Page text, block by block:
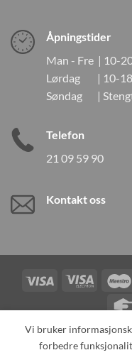
Åpningstider
Man - Fre | 10-
Lørdag | 10-18
Søndag |
Telefon
21 09 59 90
Kontakt oss
Visa
Visa
Electron
Vi bruker
forbedre